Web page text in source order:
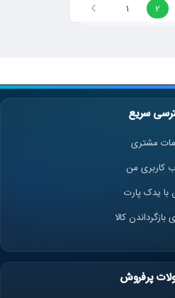
1 2
سریع
مشتری
کاربری من
با یدک پارت
بازگرداندن کالا
پرفروش